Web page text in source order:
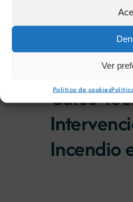
Ver
Política de cookies
Curso
Incendio
1 de Outubro